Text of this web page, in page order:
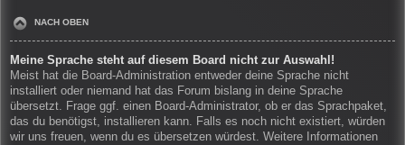
NACH OBEN
Meine Sprache steht auf diesem Board nicht zur Auswahl!
Meist hat die Board-Administration entweder deine Sprache nicht
installiert oder niemand hat das Forum bislang in deine Sprache
übersetzt. Frage ggf. einen Board-Administrator, ob er das Sprachpaket,
das du benötigst, installieren kann. Falls es noch nicht existiert, würden
wir uns freuen, wenn du es übersetzen würdest. Weitere Informationen